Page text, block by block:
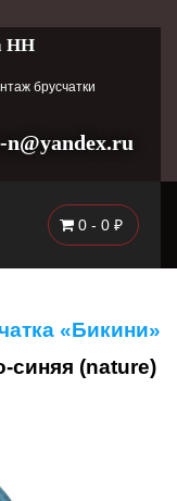
НН
брусчатки
0 - 0 ₽
«Бикини»
синяя (nature)